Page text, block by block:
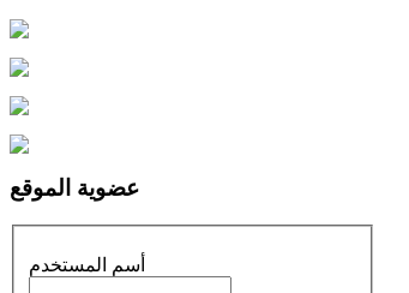
عضوية الموقع
أسم المستخدم